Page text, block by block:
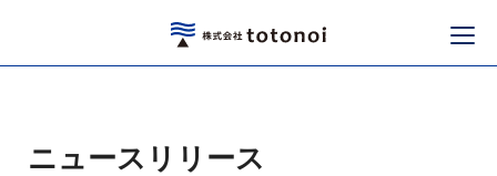
ニュースリリース